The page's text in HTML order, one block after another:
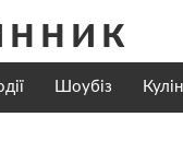
Шоубіз